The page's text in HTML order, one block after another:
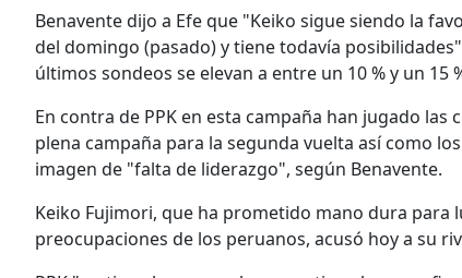
Benavente dijo a Efe que "Keiko sigue siendo la
del domingo (pasado) y tiene todavía
últimos sondeos se elevan a entre un 10 % y un 15
En contra de PPK en esta campaña han jugado
plena campaña para la segunda vuelta así como
imagen de "falta de liderazgo", según Benavente.
Keiko Fujimori, que ha prometido mano dura para
preocupaciones de los peruanos, acusó hoy a su